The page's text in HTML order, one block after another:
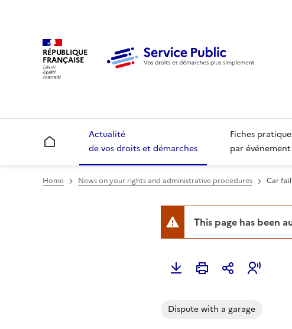
RÉPUBLIQUE
FRANÇAISE
Accueil
Actualité
de vos droits et démarches
Fiches
par
Home News on your rights and administrative procedures Car
This page has
Dispute with a garage